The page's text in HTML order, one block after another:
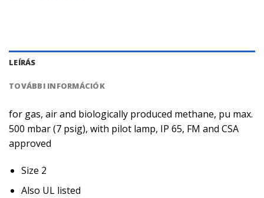
LEÍRÁS
TOVÁBBI INFORMÁCIÓK
for gas, air and biologically produced methane, pu max.
500 mbar (7 psig), with pilot lamp, IP 65, FM and CSA
approved
Size 2
Also UL listed